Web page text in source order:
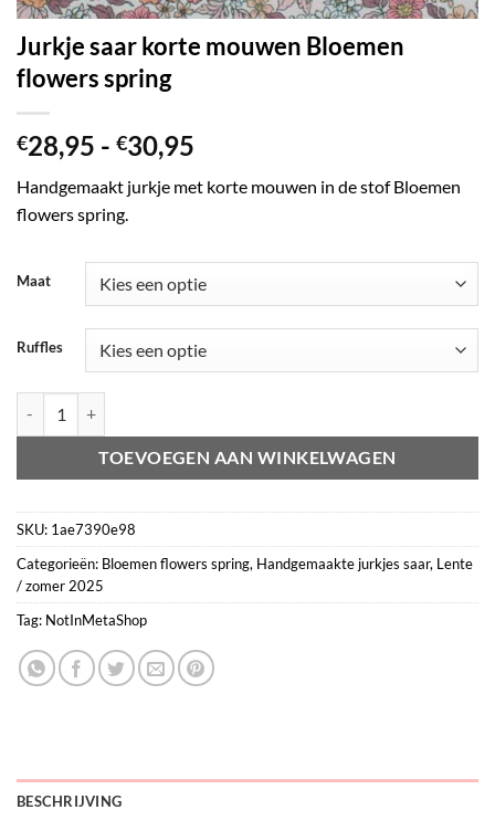
Jurkje saar korte mouwen Bloemen
flowers spring
€28,95 - €30,95
tot
Handgemaakt jurkje met korte mouwen in de stof Bloemen
flowers spring.
Maat
Ruffles
TOEVOEGEN AAN WINKELWAGEN
SKU: 1ae7390e98
Categorieën: Bloemen flowers spring, Handgemaakte jurkjes saar, Lente
/ zomer 2025
Tag: NotInMetaShop
BESCHRIJVING